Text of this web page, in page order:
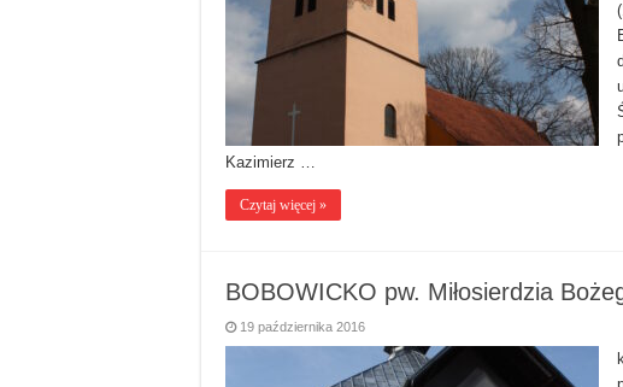
Kazimierz …
Czytaj więcej »
BOBOWICKO pw. Miłosierdzia
19 października 2016